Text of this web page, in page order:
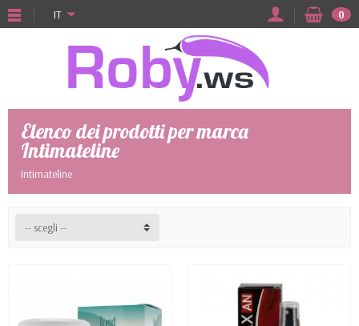
IT 0
Elenco dei prodotti per marca
Intimateline
Intimateline
-- scegli --